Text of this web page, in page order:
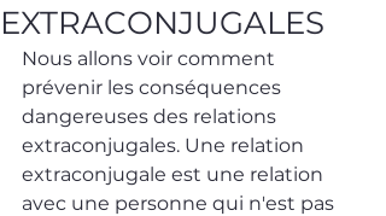
EXTRACONJUGALES
Nous allons voir comment
prévenir les conséquences
dangereuses des relations
extraconjugales. Une relation
extraconjugale est une relation
avec une personne qui n'est pas